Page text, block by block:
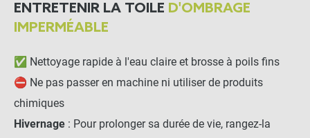
ENTRETENIR LA TOILE D'OMBRAGE
IMPERMÉABLE
✅ Nettoyage rapide à l'eau claire et brosse à poils fins
⛔ Ne pas passer en machine ni utiliser de produits
chimiques
Hivernage : Pour prolonger sa durée de vie, rangez-la